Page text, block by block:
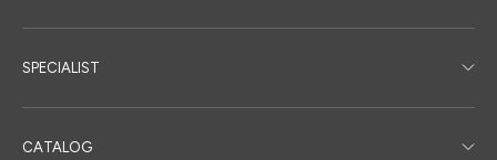
SPECIALIST
CATALOG